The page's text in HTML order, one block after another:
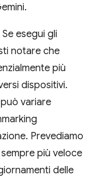
Se esegui gli
notare che
più
dispositivi.
variare
Prevediamo
più veloce
delle